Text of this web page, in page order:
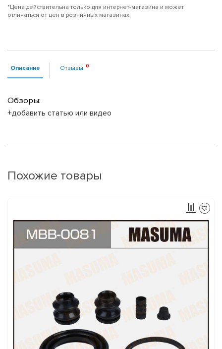
*Цена действительна только для интернет-магазина и может
отличаться от цен в розничных магазинах
Описание Отзывы
Обзоры:
+добавить статью или видео
Похожие товары